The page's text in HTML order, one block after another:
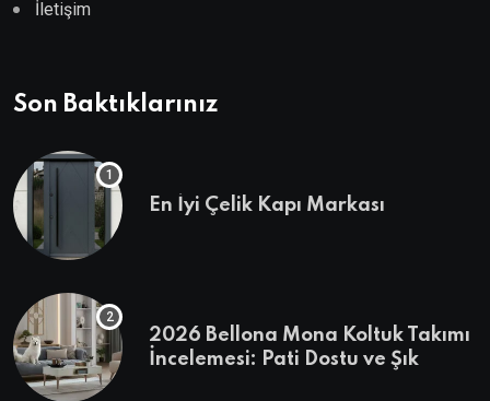
İletişim
Son Baktıklarınız
En İyi Çelik Kapı Markası
2026 Bellona Mona Koltuk Takımı
İncelemesi: Pati Dostu ve Şık